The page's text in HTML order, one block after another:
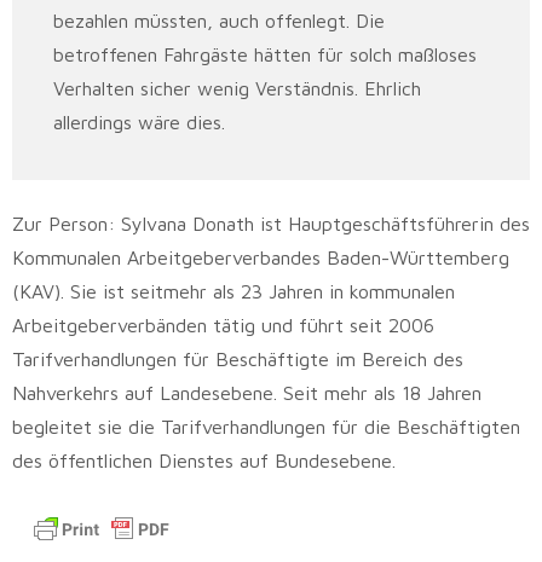
bezahlen müssten, auch offenlegt. Die
betroffenen Fahrgäste hätten für solch maßloses
Verhalten sicher wenig Verständnis. Ehrlich
allerdings wäre dies.
Zur Person: Sylvana Donath ist Hauptgeschäftsführerin des
Kommunalen Arbeitgeberverbandes Baden-Württemberg
(KAV). Sie ist seitmehr als 23 Jahren in kommunalen
Arbeitgeberverbänden tätig und führt seit 2006
Tarifverhandlungen für Beschäftigte im Bereich des
Nahverkehrs auf Landesebene. Seit mehr als 18 Jahren
begleitet sie die Tarifverhandlungen für die Beschäftigten
des öffentlichen Dienstes auf Bundesebene.